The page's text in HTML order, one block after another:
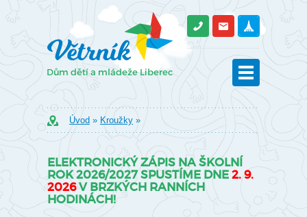
Úvod » Kroužky »
ELEKTRONICKÝ ZÁPIS NA ŠKOLNÍ
ROK 2026/2027 SPUSTÍME DNE2. 9.
2026V BRZKÝCH RANNÍCH
HODINÁCH!